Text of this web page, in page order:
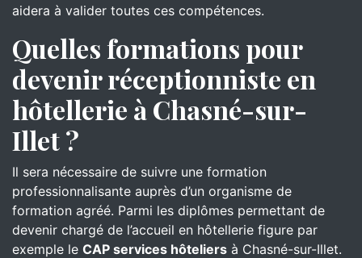
aidera à valider toutes ces compétences.
Quelles formations pour
devenir réceptionniste en
hôtellerie à Chasné-sur-
Illet ?
Il sera nécessaire de suivre une formation
professionnalisante auprès d’un organisme de
formation agréé. Parmi les diplômes permettant de
devenir chargé de l’accueil en hôtellerie figure par
exemple le CAP services hôteliers à Chasné-sur-Illet.